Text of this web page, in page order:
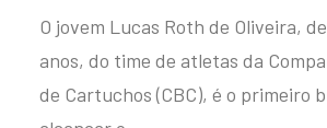
O jovem Lucas Roth de Oliveira,
anos, do time de atletas da
de Cartuchos (CBC), é o primeiro